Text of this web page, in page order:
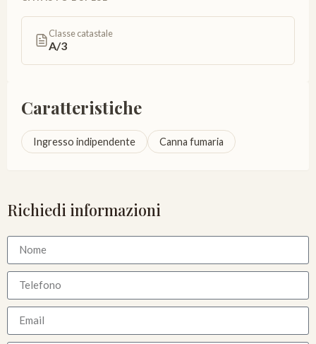
Classe catastale
A/3
Caratteristiche
Ingresso indipendente Canna fumaria
Richiedi informazioni